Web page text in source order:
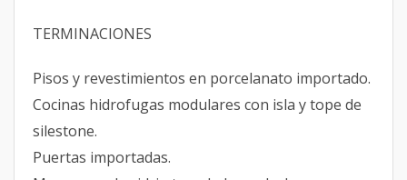
TERMINACIONES
Pisos y revestimientos en porcelanato importado.
Cocinas hidrofugas modulares con isla y tope de
silestone.
Puertas importadas.